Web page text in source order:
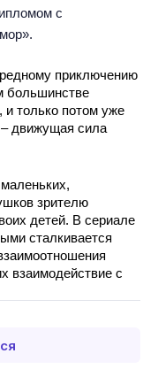
с
приключению
большинстве
и только потом уже
движущая сила
зрителю
детей. В сериале
сталкивается
взаимодействие с